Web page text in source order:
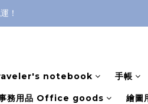
！
！
notebook 手帳
務用品 Office goods 繪